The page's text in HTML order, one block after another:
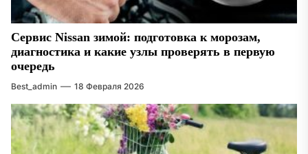
Сервис Nissan зимой: подготовка к морозам,
диагностика и какие узлы проверять в первую
очередь
Best_admin 18 Февраля 2026